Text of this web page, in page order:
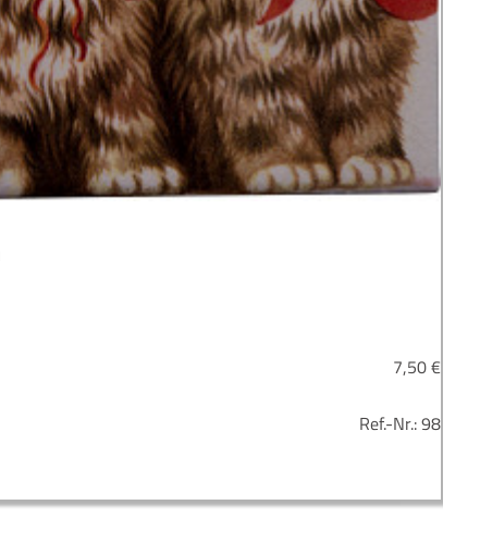
7,50€
Ref.-Nr.:98